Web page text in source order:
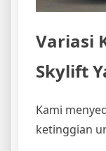
Variasi
Skylift
Kami
ketinggian